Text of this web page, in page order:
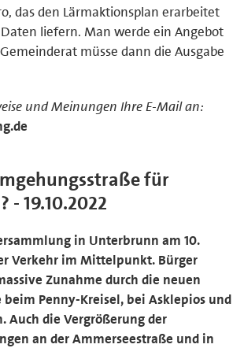
das den Lärmaktionsplan erarbeitet
liefern. Man werde ein Angebot
müsse dann die Ausgabe
und Meinungen Ihre E-Mail an:
für
- 19.10.2022
in Unterbrunn am 10.
Verkehr im Mittelpunkt. Bürger
Zunahme durch die neuen
Penny-Kreisel, bei Asklepios und
Auch die Vergrößerung der
an der Ammerseestraße und in